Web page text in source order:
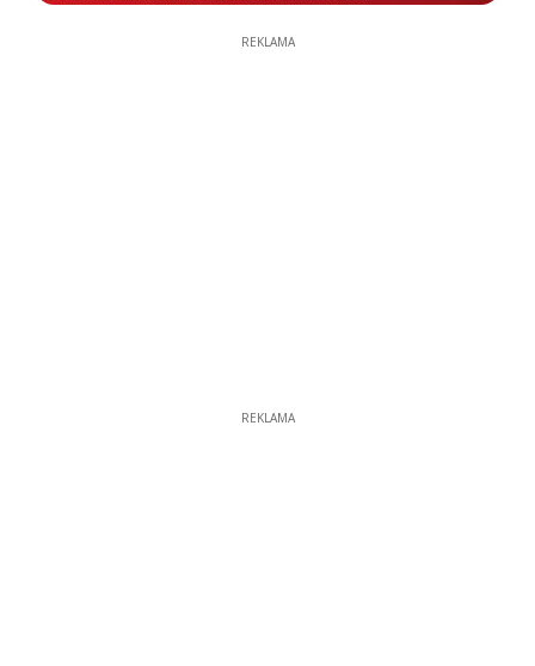
REKLAMA
REKLAMA